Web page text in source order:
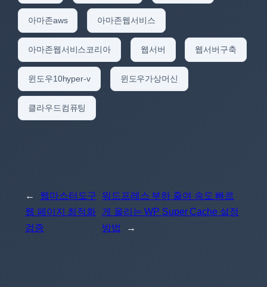
아마존aws 아마존웹서비스
아마존웹서비스코리아 웹서버 웹서버구축
윈도우10hyper-v 윈도우가상머신
클라우드컴퓨팅
←
웹마스터도구
웹 페이지 최적화
검증
워드프레스 부하 줄여 속도 빠르
게 올리는 WP Super Cache 설정
방법
→